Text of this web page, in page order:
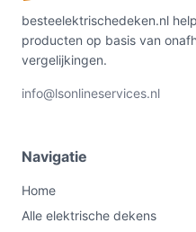
besteelektrischedeken.nl
producten op basis van
vergelijkingen.
info@lsonlineservices.nl
Navigatie
Home
Alle elektrische dekens